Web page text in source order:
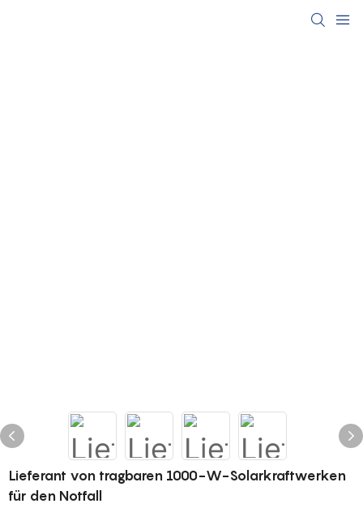
Lieferant von tragbaren 1000-W-Solarkraftwerken
für den Notfall